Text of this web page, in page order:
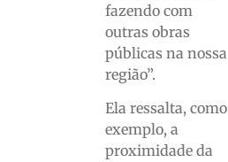
fazendo com
outras obras
públicas na nossa
região”.
Ela ressalta, como
exemplo, a
proximidade da